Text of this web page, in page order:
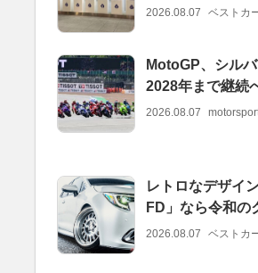
2026.08.07 ベストカ
MotoGP、シル
2028年まで継続
2026.08.07
レトロなデザイ
FD」なら令和の
2026.08.07 ベストカ